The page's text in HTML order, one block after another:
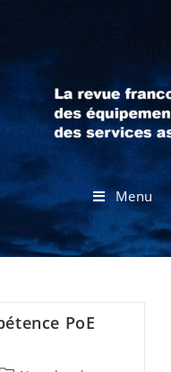
Menu
PoE